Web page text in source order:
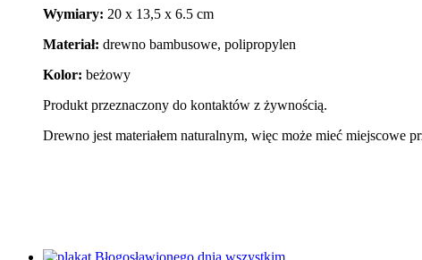
Wymiary: 20 x 13,5 x 6.5 cm
Materiał: drewno bambusowe, polipropylen
Kolor: beżowy
Produkt przeznaczony do kontaktów z żywnością.
Drewno jest materiałem naturalnym, więc może mieć miejscowe